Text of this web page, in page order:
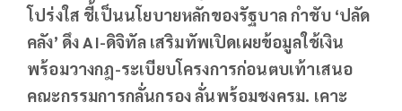
โปร่งใส ชี้เป็นนโยบายหลักของรัฐบาล กำชับ ‘ปลัด
คลัง’ ดึง AI-ดิจิทัล เสริมทัพเปิดเผยข้อมูลใช้เงิน
พร้อมวางกฎ-ระเบียบโครงการก่อนตบเท้าเสนอ
คณะกรรมการกลั่นกรอง ลั่นพร้อมชงครม. เคาะ